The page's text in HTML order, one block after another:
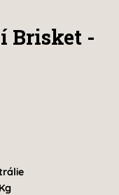
Brisket -